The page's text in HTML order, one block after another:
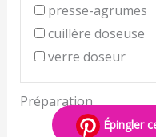
presse-agrumes
cuillère doseuse
verre doseur
Préparation
Épingler